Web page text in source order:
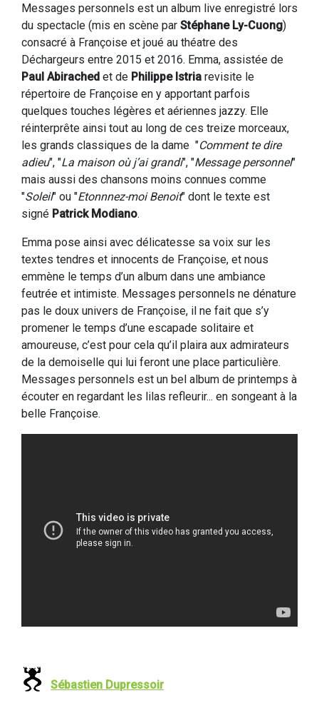
Messages personnels est un album live enregistré lors
du spectacle (mis en scène par Stéphane Ly-Cuong)
consacré à Françoise et joué au théatre des
Déchargeurs entre 2015 et 2016. Emma, assistée de
Paul Abirached et de Philippe Istria revisite le
répertoire de Françoise en y apportant parfois
quelques touches légères et aériennes jazzy. Elle
réinterprête ainsi tout au long de ces treize morceaux,
les grands classiques de la dame "Comment te dire
adieu", "La maison où j’ai grandi", "Message personnel"
mais aussi des chansons moins connues comme
"Soleil" ou "Etonnnez-moi Benoit" dont le texte est
signé Patrick Modiano.
Emma pose ainsi avec délicatesse sa voix sur les
textes tendres et innocents de Françoise, et nous
emmène le temps d’un album dans une ambiance
feutrée et intimiste. Messages personnels ne dénature
pas le doux univers de Françoise, il ne fait que s’y
promener le temps d’une escapade solitaire et
amoureuse, c’est pour cela qu’il plaira aux admirateurs
de la demoiselle qui lui feront une place particulière.
Messages personnels est un bel album de printemps à
écouter en regardant les lilas refleurir... en songeant à la
belle Françoise.
Sébastien Dupressoir